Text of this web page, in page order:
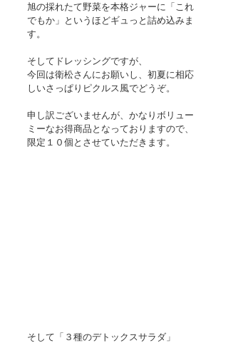
旭の採れたて野菜を本格ジャーに「これ
でもか」というほどギュっと詰め込みま
す。
そしてドレッシングですが、
今回は衛松さんにお願いし、初夏に相応
しいさっぱりピクルス風でどうぞ。
申し訳ございませんが、かなりボリュー
ミーなお得商品となっておりますので、
限定１０個とさせていただきます。
そして「３種のデトックスサラダ」